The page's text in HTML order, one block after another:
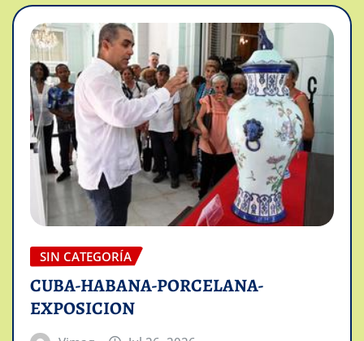
SIN CATEGORÍA
CUBA-HABANA-PORCELANA-
EXPOSICION